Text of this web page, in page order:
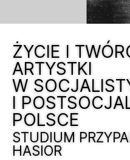
ŻYCIE I
ARTYSTKI
W
I
POLSCE
STUDIUM
HASIOR